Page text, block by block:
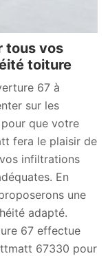
tous vos
toiture
67 à
sur les
que votre
fera le plaisir de
infiltrations
En
une
adapté.
67 effectue
67330 pour